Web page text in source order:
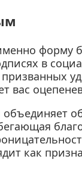
форму
в
вас
как